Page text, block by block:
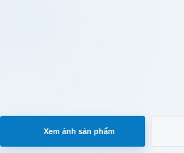
Xem ảnh sản phẩm